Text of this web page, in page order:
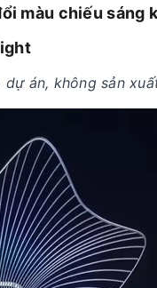
màu chiếu sáng
dự án, không sản